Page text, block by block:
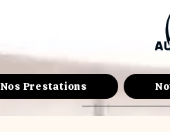
Nos Prestations